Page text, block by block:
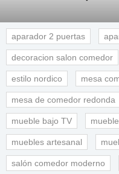
aparador 2 puertas
decoracion salon comedor
estilo nordico mesa
mesa de comedor redonda
mueble bajo TV
muebles artesanal
salón comedor moderno